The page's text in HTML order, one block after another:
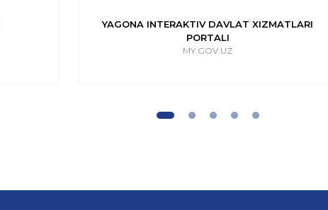
YAGONA INTERAKTIV DAVLAT XIZMATLARI
PORTALI
MY.GOV.UZ